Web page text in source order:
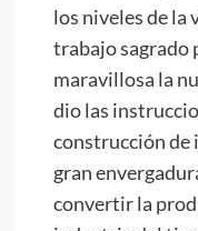
los niveles de la
trabajo sagrado
maravillosa la
dio las
construcción de
gran
convertir la